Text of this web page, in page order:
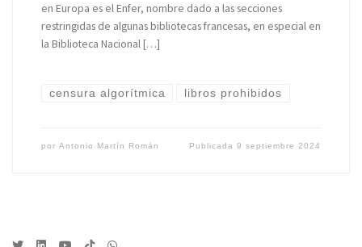
en Europa es el Enfer, nombre dado a las secciones
restringidas de algunas bibliotecas francesas, en especial en
la Biblioteca Nacional […]
censura algorítmica libros prohibidos
por Antonio Martín Román Publicada9 septiembre 2024